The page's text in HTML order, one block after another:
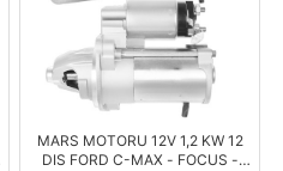
MARS MOTORU 12V 1,2 KW 12
DIS FORD C-MAX - FOCUS -